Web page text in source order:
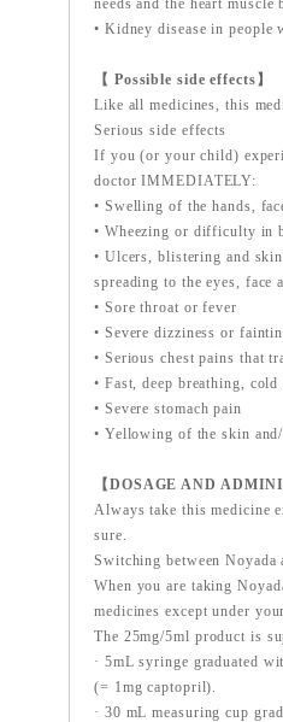
needs and the heart muscle
• Kidney disease in people
【 Possible side effects】
Like all medicines, this
Serious side effects
If you (or your child)
doctor IMMEDIATELY:
• Swelling of the hands,
• Wheezing or difficulty in
• Ulcers, blistering and
spreading to the eyes, face
• Sore throat or fever
• Severe dizziness or
• Serious chest pains that
• Fast, deep breathing,
• Severe stomach pain
• Yellowing of the skin
【DOSAGE AND
Always take this medicine
sure.
Switching between
When you are taking
medicines except under
The 25mg/5ml product is
· 5mL syringe graduated
(= 1mg captopril).
· 30 mL measuring cup